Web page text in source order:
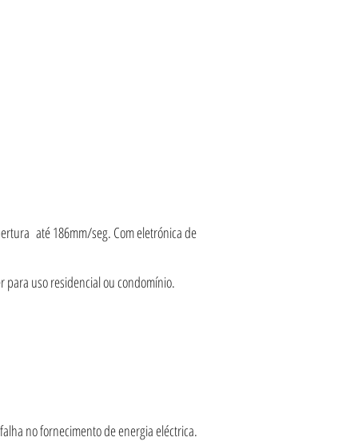
até 186mm/seg. Com eletrónica de
para uso residencial ou condomínio.
no fornecimento de energia eléctrica.